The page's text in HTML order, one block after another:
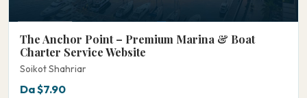
The Anchor Point – Premium Marina & Boat
Charter Service Website
Soikot Shahriar
Da $7.90